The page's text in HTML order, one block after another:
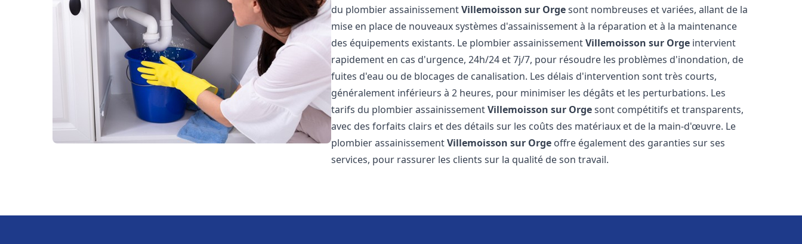
du plombier assainissementVillemoisson sur Orgesont nombreuses et variées, allant de la
mise en place de nouveaux systèmes d'assainissement à la réparation et à la maintenance
des équipements existants. Le plombier assainissementVillemoisson sur Orge intervient
rapidement en cas d'urgence, 24h/24 et 7j/7, pour résoudre les problèmes d'inondation, de
fuites d'eau ou de blocages de canalisation. Les délais d'intervention sont très courts,
généralement inférieurs à 2 heures, pour minimiser les dégâts et les perturbations. Les
tarifs du plombier assainissementVillemoisson sur Orgesont compétitifs et transparents,
avec des forfaits clairs et des détails sur les coûts des matériaux et de la main-d'œuvre. Le
plombier assainissementVillemoisson sur Orge offre également des garanties sur ses
services, pour rassurer les clients sur la qualité de son travail.